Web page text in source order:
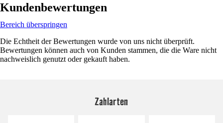
Kundenbewertungen
Bereich überspringen
Die Echtheit der Bewertungen wurde von uns nicht überprüft.
Bewertungen können auch von Kunden stammen, die die Ware nicht
nachweislich genutzt oder gekauft haben.
Zahlarten